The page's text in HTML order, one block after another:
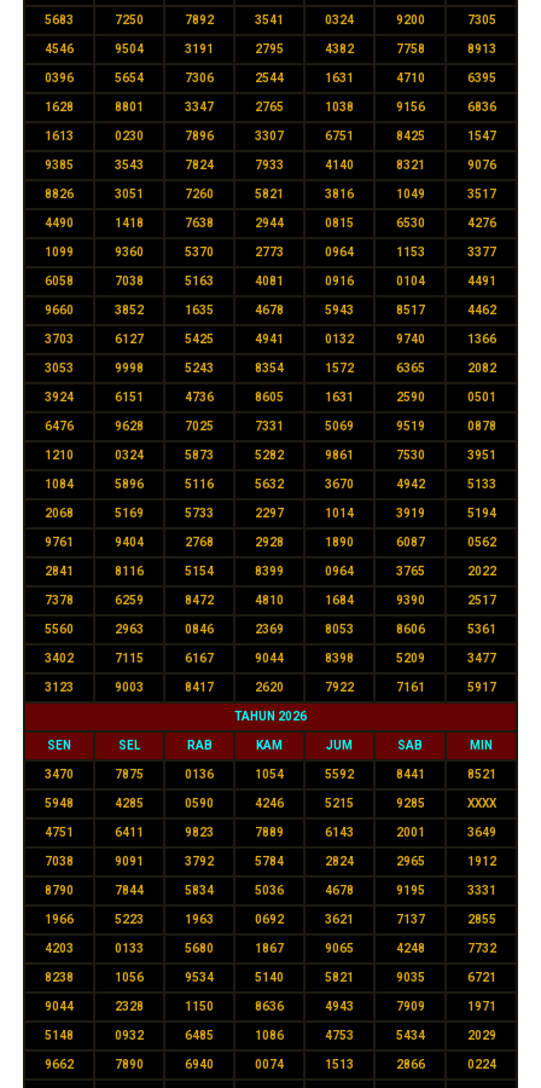
5683 7250 7892 3541 0324 9200 7305
4546 9504 3191 2795 4382 7758 8913
0396 5654 7306 2544 1631 4710 6395
1628 8801 3347 2765 1038 9156 6836
1613 0230 7896 3307 6751 8425 1547
9385 3543 7824 7933 4140 8321 9076
8826 3051 7260 5821 3816 1049 3517
4490 1418 7638 2944 0815 6530 4276
1099 9360 5370 2773 0964 1153 3377
6058 7038 5163 4081 0916 0104 4491
9660 3852 1635 4678 5943 8517 4462
3703 6127 5425 4941 0132 9740 1366
3053 9998 5243 8354 1572 6365 2082
3924 6151 4736 8605 1631 2590 0501
6476 9628 7025 7331 5069 9519 0878
1210 0324 5873 5282 9861 7530 3951
1084 5896 5116 5632 3670 4942 5133
2068 5169 5733 2297 1014 3919 5194
9761 9404 2768 2928 1890 6087 0562
2841 8116 5154 8399 0964 3765 2022
7378 6259 8472 4810 1684 9390 2517
5560 2963 0846 2369 8053 8606 5361
3402 7115 6167 9044 8398 5209 3477
3123 9003 8417 2620 7922 7161 5917
TAHUN 2026
SEN SEL RAB KAM JUM SAB MIN
3470 7875 0136 1054 5592 8441 8521
5948 4285 0590 4246 5215 9285 XXXX
4751 6411 9823 7889 6143 2001 3649
7038 9091 3792 5784 2824 2965 1912
8790 7844 5834 5036 4678 9195 3331
1966 5223 1963 0692 3621 7137 2855
4203 0133 5680 1867 9065 4248 7732
8238 1056 9534 5140 5821 9035 6721
9044 2328 1150 8636 4943 7909 1971
5148 0932 6485 1086 4753 5434 2029
9662 7890 6940 0074 1513 2866 0224